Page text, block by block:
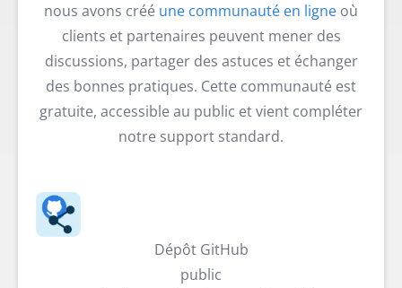
nous avons créé une communauté en ligne où
clients et partenaires peuvent mener des
discussions, partager des astuces et échanger
des bonnes pratiques. Cette communauté est
gratuite, accessible au public et vient compléter
notre support standard.
Dépôt GitHub
public